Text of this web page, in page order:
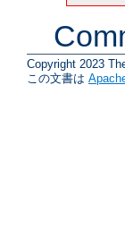
Copyright 2023
この文書は